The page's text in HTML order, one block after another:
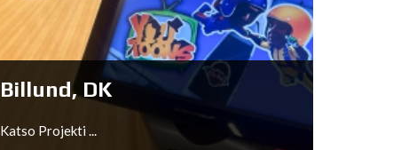
Katso Projekti ...
Billund, DK
Katso Projekti ...